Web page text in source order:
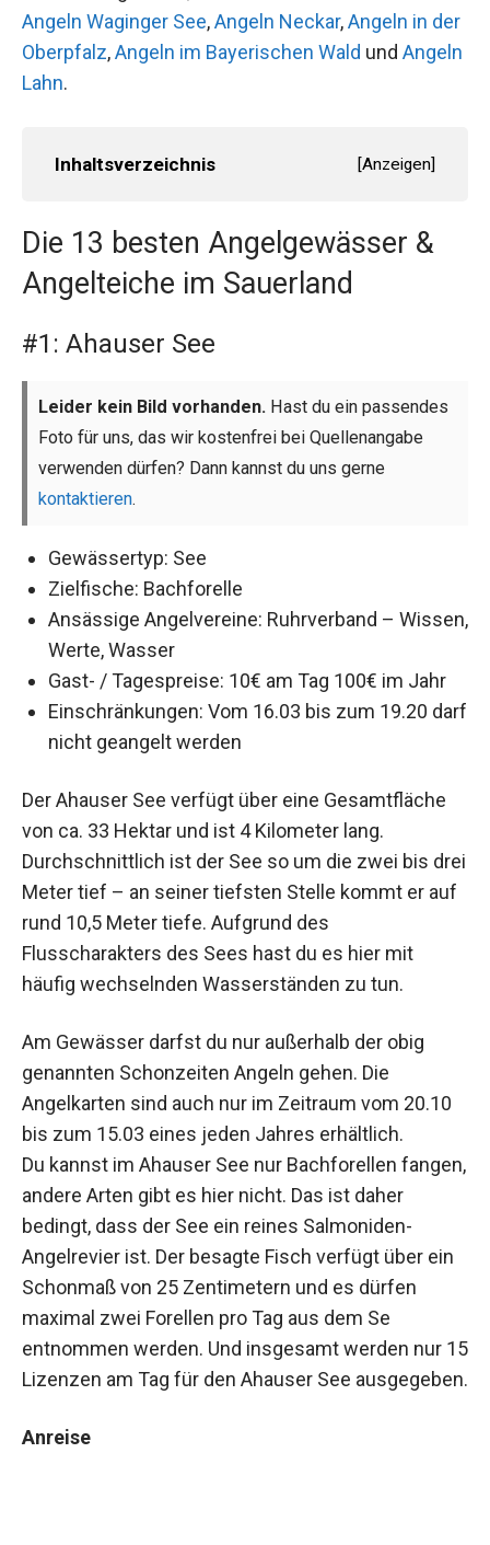
Angeln Waginger See,Angeln Neckar,Angeln in der
Oberpfalz,Angeln im Bayerischen Wald und Angeln
Lahn.
Inhaltsverzeichnis [Anzeigen]
Die 13 besten Angelgewässer &
Angelteiche im Sauerland
#1: Ahauser See
Leider kein Bild vorhanden. Hast du ein passendes
Foto für uns, das wir kostenfrei bei Quellenangabe
verwenden dürfen? Dann kannst du uns gerne
kontaktieren.
Gewässertyp: See
Zielfische: Bachforelle
Ansässige Angelvereine: Ruhrverband – Wissen,
Werte, Wasser
Gast- / Tagespreise: 10€ am Tag 100€ im Jahr
Einschränkungen: Vom 16.03 bis zum 19.20 darf
nicht geangelt werden
Der Ahauser See verfügt über eine Gesamtfläche
von ca. 33 Hektar und ist 4 Kilometer lang.
Durchschnittlich ist der See so um die zwei bis drei
Meter tief – an seiner tiefsten Stelle kommt er auf
rund 10,5 Meter tiefe. Aufgrund des
Flusscharakters des Sees hast du es hier mit
häufig wechselnden Wasserständen zu tun.
Am Gewässer darfst du nur außerhalb der obig
genannten Schonzeiten Angeln gehen. Die
Angelkarten sind auch nur im Zeitraum vom 20.10
bis zum 15.03 eines jeden Jahres erhältlich.
Du kannst im Ahauser See nur Bachforellen fangen,
andere Arten gibt es hier nicht. Das ist daher
bedingt, dass der See ein reines Salmoniden-
Angelrevier ist. Der besagte Fisch verfügt über ein
Schonmaß von 25 Zentimetern und es dürfen
maximal zwei Forellen pro Tag aus dem Se
entnommen werden. Und insgesamt werden nur 15
Lizenzen am Tag für den Ahauser See ausgegeben.
Anreise